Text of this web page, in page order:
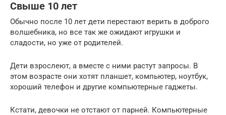
Свыше 10 лет
Обычно после 10 лет дети перестают верить в доброго
волшебника, но все так же ожидают игрушки и
сладости, но уже от родителей.
Дети взрослеют, а вместе с ними растут запросы. В
этом возрасте они хотят планшет, компьютер, ноутбук,
хороший телефон и другие компьютерные гаджеты.
Кстати, девочки не отстают от парней. Компьютерные